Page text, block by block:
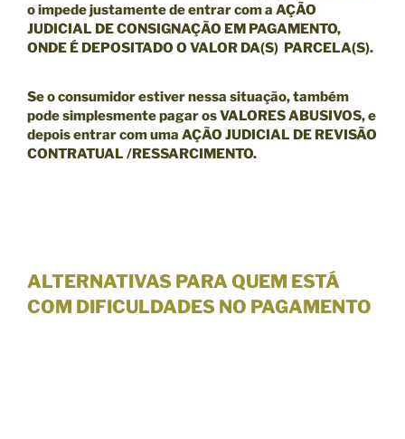
o impede justamente de entrar com a AÇÃO
JUDICIAL DE CONSIGNAÇÃO EM PAGAMENTO,
ONDE É DEPOSITADO O VALOR DA(S) PARCELA(S).
Se o consumidor estiver nessa situação, também
pode simplesmente pagar os VALORES ABUSIVOS, e
depois entrar com uma AÇÃO JUDICIAL DE REVISÃO
CONTRATUAL /RESSARCIMENTO.
ALTERNATIVAS PARA QUEM ESTÁ
COM DIFICULDADES NO PAGAMENTO